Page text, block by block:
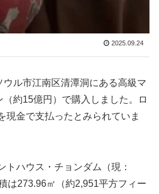
2025.09.24
ル市江南区清潭洞にある高級マ
約15億円）で購入しました。ロ
現金で支払ったとみられていま
トハウス・チョンダム（現：
は273.96㎡（約2,951平方フィー